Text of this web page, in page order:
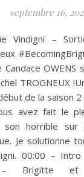
septembre 16,
OWENS
TROGNEUX
de la saison
avez fait le
son horrible
Je solutionne
00:00 –
– Brigitte et